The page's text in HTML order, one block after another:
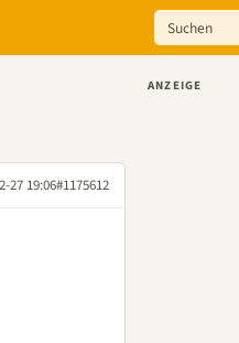
27 19:06#1175612
ANZEIGE